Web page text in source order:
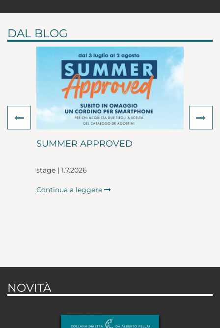
DAL BLOG
SUMMER APPROVED
stage | 1.7.2026
Continua a leggere
Previous
NOVITÀ